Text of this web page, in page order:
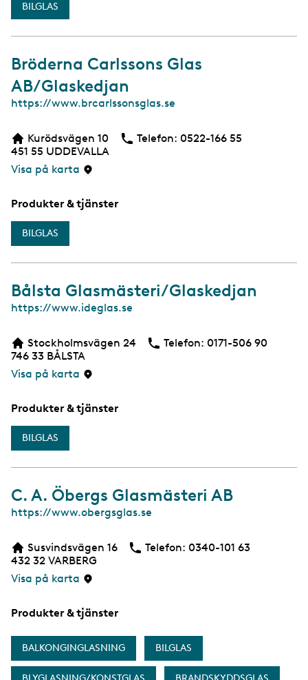
BILGLAS
Bröderna Carlssons Glas
AB/Glaskedjan
W
https://www.brcarlssonsglas.se
Kurödsvägen 10
451 55 UDDEVALLA
Visa på karta
Telefon: Telefon
0522-166 55
Produkter & tjänster
BILGLAS
Bålsta Glasmästeri/Glaskedjan
W
https://www.ideglas.se
Stockholmsvägen 24
746 33 BÅLSTA
Visa på karta
Telefon: Telefon
0171-506 90
Produkter & tjänster
BILGLAS
C. A. Öbergs Glasmästeri AB
W
https://www.obergsglas.se
Susvindsvägen 16
432 32 VARBERG
Visa på karta
Telefon: Telefon
0340-101 63
Produkter & tjänster
BALKONGINGLASNING BILGLAS